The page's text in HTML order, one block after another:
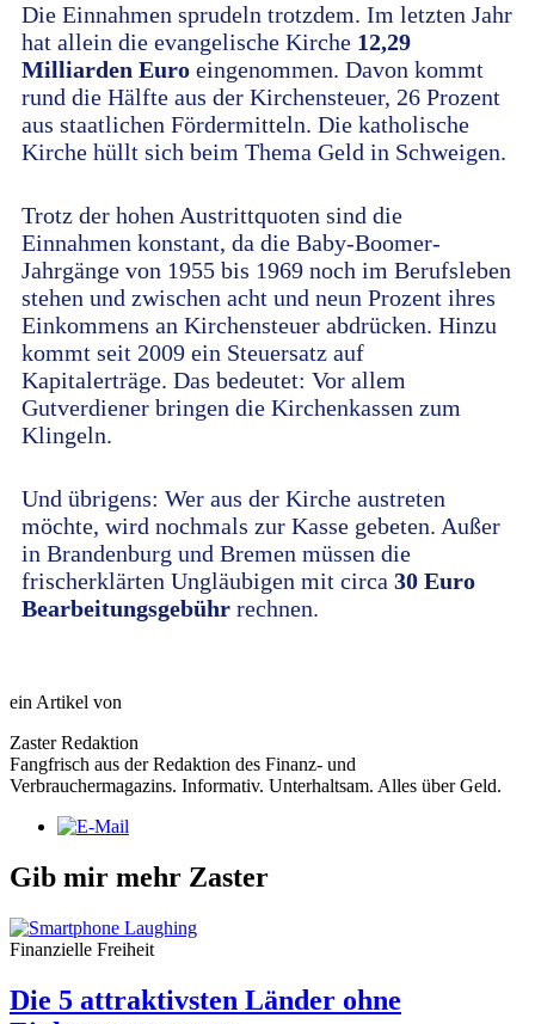
Die Einnahmen sprudeln trotzdem. Im letzten Jahr
hat allein die evangelische Kirche 12,29
Milliarden Euro eingenommen. Davon kommt
rund die Hälfte aus der Kirchensteuer, 26 Prozent
aus staatlichen Fördermitteln. Die katholische
Kirche hüllt sich beim Thema Geld in Schweigen.
Trotz der hohen Austrittquoten sind die
Einnahmen konstant, da die Baby-Boomer-
Jahrgänge von 1955 bis 1969 noch im Berufsleben
stehen und zwischen acht und neun Prozent ihres
Einkommens an Kirchensteuer abdrücken. Hinzu
kommt seit 2009 ein Steuersatz auf
Kapitalerträge. Das bedeutet: Vor allem
Gutverdiener bringen die Kirchenkassen zum
Klingeln.
Und übrigens: Wer aus der Kirche austreten
möchte, wird nochmals zur Kasse gebeten. Außer
in Brandenburg und Bremen müssen die
frischerklärten Ungläubigen mit circa 30 Euro
Bearbeitungsgebühr rechnen.
ein Artikel von
Zaster Redaktion
Fangfrisch aus der Redaktion des Finanz- und
Verbrauchermagazins. Informativ. Unterhaltsam. Alles über Geld.
Gib mir mehr Zaster
Finanzielle Freiheit
Die 5 attraktivsten Länder ohne